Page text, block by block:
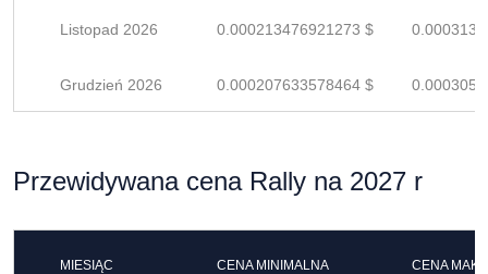
Listopad 2026 0.000213476921273 $
Grudzień 2026 0.000207633578464 $
Przewidywana cena Rally na 2027 r
MIESIĄC CENA MINIMALNA CENA